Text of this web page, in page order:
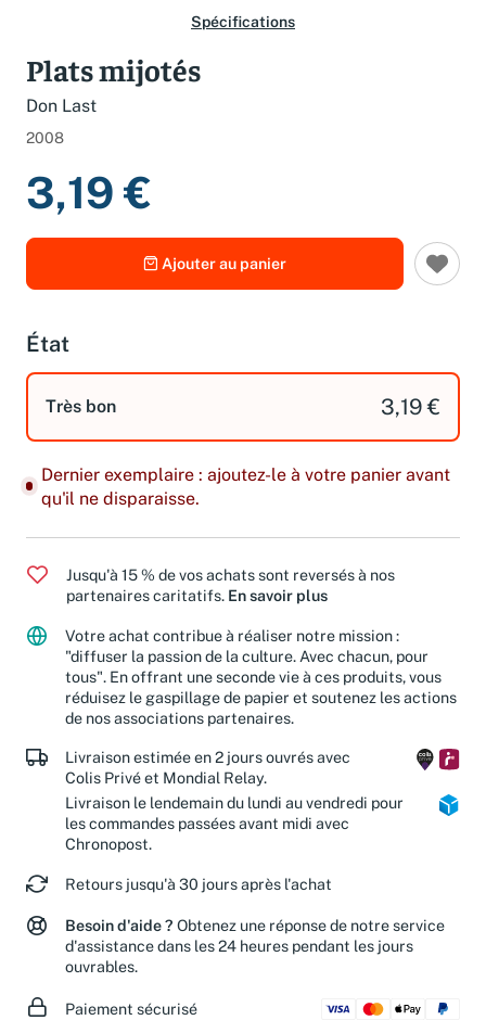
Spécifications
Plats mijotés
Don Last
2008
3,19 €
Ajouter au panier
État
Très bon 3,19 €
Dernier exemplaire : ajoutez-le à votre panier avant
qu'il ne disparaisse.
Jusqu'à 15 % de vos achats sont reversés à nos
partenaires caritatifs. En savoir plus
Votre achat contribue à réaliser notre mission :
"diffuser la passion de la culture. Avec chacun, pour
tous". En offrant une seconde vie à ces produits, vous
réduisez le gaspillage de papier et soutenez les actions
de nos associations partenaires.
Livraison estimée en 2 jours ouvrés avec
Colis Privé et Mondial Relay.
Livraison le lendemain du lundi au vendredi pour
les commandes passées avant midi avec
Chronopost.
Retours jusqu'à 30 jours après l'achat
Besoin d'aide ? Obtenez une réponse de notre service
d'assistance dans les 24 heures pendant les jours
ouvrables.
Paiement sécurisé